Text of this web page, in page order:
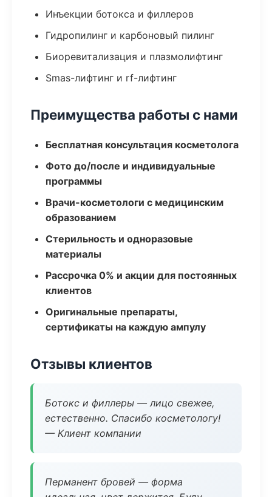
Инъекции ботокса и филлеров
Гидропилинг и карбоновый пилинг
Биоревитализация и плазмолифтинг
Smas-лифтинг и rf-лифтинг
Преимущества работы с нами
Бесплатная консультация косметолога
Фото до/после и индивидуальные
программы
Врачи-косметологи с медицинским
образованием
Стерильность и одноразовые
материалы
Рассрочка 0% и акции для постоянных
клиентов
Оригинальные препараты,
сертификаты на каждую ампулу
Отзывы клиентов
Ботокс и филлеры — лицо свежее,
естественно. Спасибо косметологу!
— Клиент компании
Перманент бровей — форма